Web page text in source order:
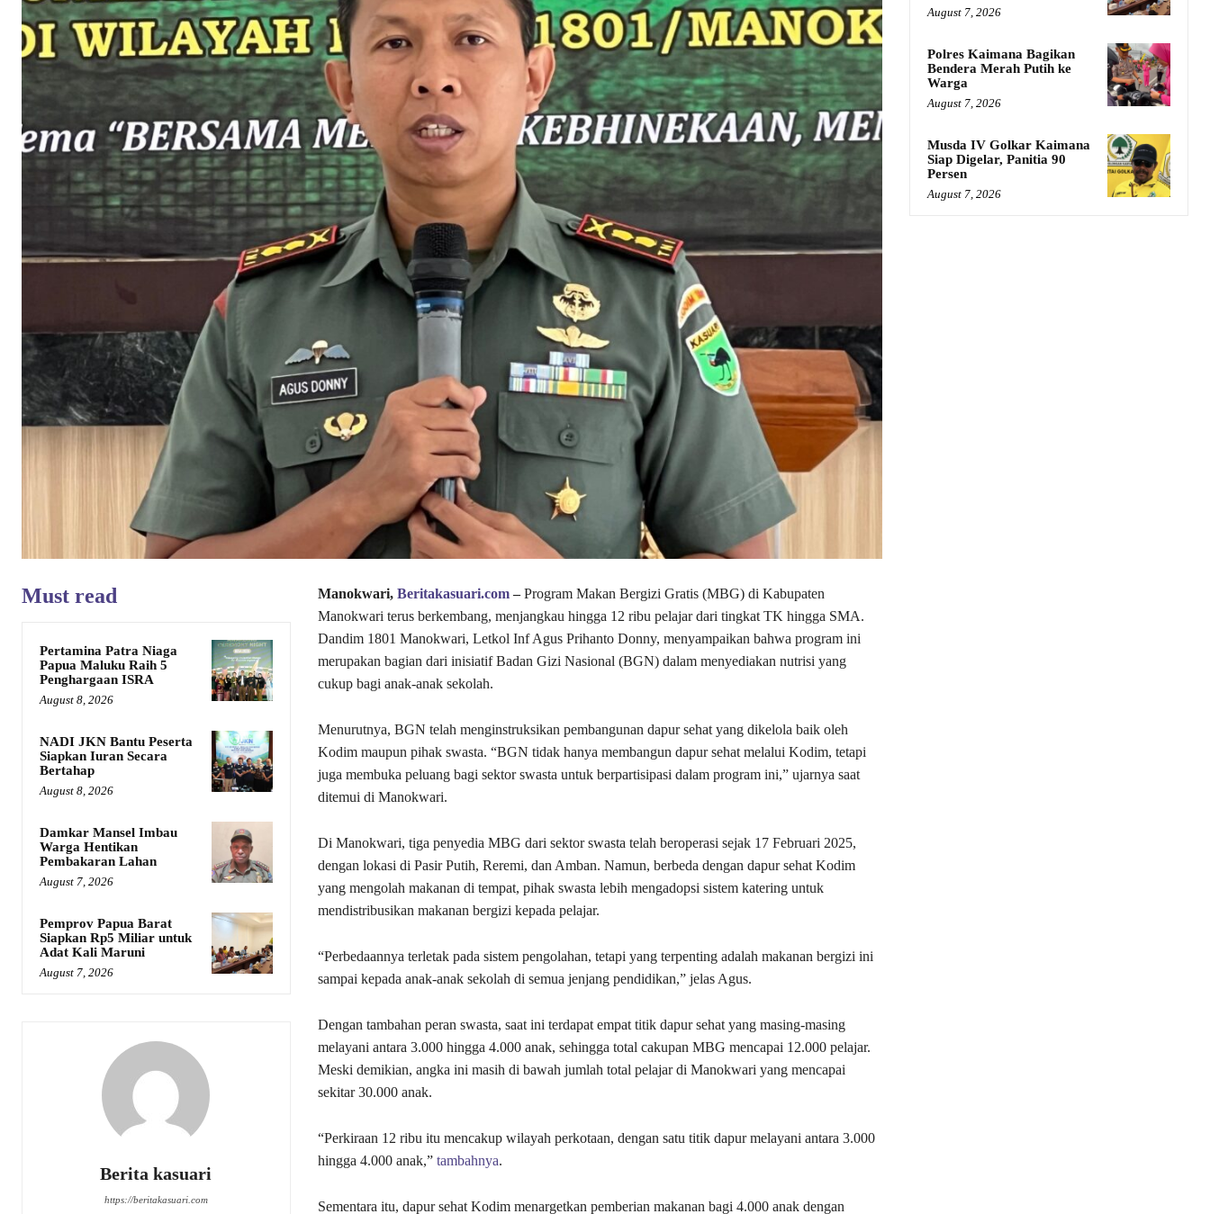
Must read
Pertamina Patra Niaga
Papua Maluku Raih 5
Penghargaan ISRA
August 8, 2026
NADI JKN Bantu Peserta
Siapkan Iuran Secara
Bertahap
August 8, 2026
Damkar Mansel Imbau
Warga Hentikan
Pembakaran Lahan
August 7, 2026
Pemprov Papua Barat
Siapkan Rp5 Miliar untuk
Adat Kali Maruni
August 7, 2026
Berita kasuari
https://beritakasuari.com
Manokwari, Beritakasuari.com–Program Makan Bergizi Gratis (MBG) di Kabupaten
Manokwari terus berkembang, menjangkau hingga 12 ribu pelajar dari tingkat TK hingga SMA.
Dandim 1801 Manokwari, Letkol Inf Agus Prihanto Donny, menyampaikan bahwa program ini
merupakan bagian dari inisiatif Badan Gizi Nasional (BGN) dalam menyediakan nutrisi yang
cukup bagi anak-anak sekolah.
Menurutnya, BGN telah menginstruksikan pembangunan dapur sehat yang dikelola baik oleh
Kodim maupun pihak swasta. “BGN tidak hanya membangun dapur sehat melalui Kodim, tetapi
juga membuka peluang bagi sektor swasta untuk berpartisipasi dalam program ini,” ujarnya saat
ditemui di Manokwari.
Di Manokwari, tiga penyedia MBG dari sektor swasta telah beroperasi sejak 17 Februari 2025,
dengan lokasi di Pasir Putih, Reremi, dan Amban. Namun, berbeda dengan dapur sehat Kodim
yang mengolah makanan di tempat, pihak swasta lebih mengadopsi sistem katering untuk
mendistribusikan makanan bergizi kepada pelajar.
“Perbedaannya terletak pada sistem pengolahan, tetapi yang terpenting adalah makanan bergizi ini
sampai kepada anak-anak sekolah di semua jenjang pendidikan,” jelas Agus.
Dengan tambahan peran swasta, saat ini terdapat empat titik dapur sehat yang masing-masing
melayani antara 3.000 hingga 4.000 anak, sehingga total cakupan MBG mencapai 12.000 pelajar.
Meski demikian, angka ini masih di bawah jumlah total pelajar di Manokwari yang mencapai
sekitar 30.000 anak.
“Perkiraan 12 ribu itu mencakup wilayah perkotaan, dengan satu titik dapur melayani antara 3.000
hingga 4.000 anak,” tambahnya.
Sementara itu, dapur sehat Kodim menargetkan pemberian makanan bagi 4.000 anak dengan
August 7, 2026
Polres Kaimana Bagikan
Bendera Merah Putih ke
Warga
August 7, 2026
Musda IV Golkar Kaimana
Siap Digelar, Panitia 90
Persen
August 7, 2026